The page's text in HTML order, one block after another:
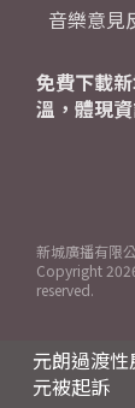
元朗過渡
元被起訴
音樂意見
免費下載
溫，體現
新城廣播有限
Copyright
reserved.